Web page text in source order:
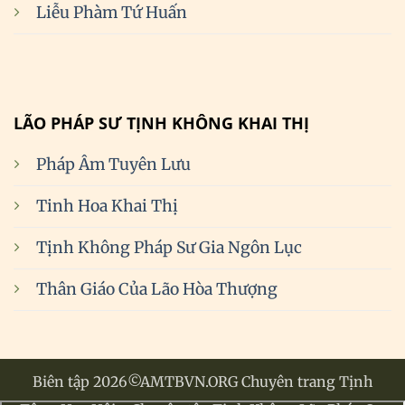
Liễu Phàm Tứ Huấn
LÃO PHÁP SƯ TỊNH KHÔNG KHAI THỊ
Pháp Âm Tuyên Lưu
Tinh Hoa Khai Thị
Tịnh Không Pháp Sư Gia Ngôn Lục
Thân Giáo Của Lão Hòa Thượng
Biên tập 2026©AMTBVN.ORG Chuyên trang Tịnh